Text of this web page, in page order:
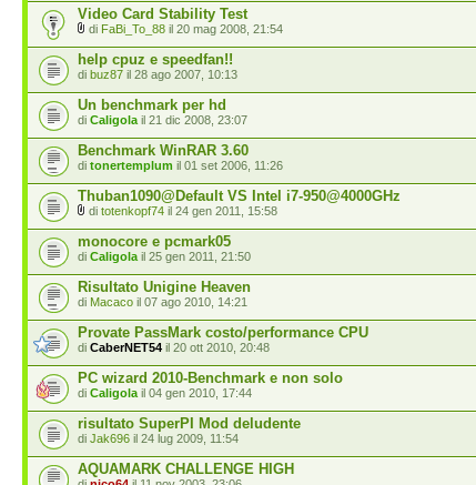
Video Card Stability Test
di FaBi_To_88 il 20 mag 2008, 21:54
help cpuz e speedfan!!
di buz87 il 28 ago 2007, 10:13
Un benchmark per hd
di Caligola il 21 dic 2008, 23:07
Benchmark WinRAR 3.60
di tonertemplum il 01 set 2006, 11:26
Thuban1090@Default VS Intel i7-950@4000GHz
di totenkopf74 il 24 gen 2011, 15:58
monocore e pcmark05
di Caligola il 25 gen 2011, 21:50
Risultato Unigine Heaven
di Macaco il 07 ago 2010, 14:21
Provate PassMark costo/performance CPU
di CaberNET54 il 20 ott 2010, 20:48
PC wizard 2010-Benchmark e non solo
di Caligola il 04 gen 2010, 17:44
risultato SuperPI Mod deludente
di Jak696 il 24 lug 2009, 11:54
AQUAMARK CHALLENGE HIGH